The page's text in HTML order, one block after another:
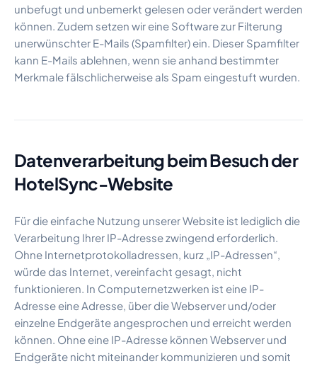
unbefugt und unbemerkt gelesen oder verändert werden
können. Zudem setzen wir eine Software zur Filterung
unerwünschter E-Mails (Spamfilter) ein. Dieser Spamfilter
kann E-Mails ablehnen, wenn sie anhand bestimmter
Merkmale fälschlicherweise als Spam eingestuft wurden.
Datenverarbeitung beim Besuch der
HotelSync-Website
Für die einfache Nutzung unserer Website ist lediglich die
Verarbeitung Ihrer IP-Adresse zwingend erforderlich.
Ohne Internetprotokolladressen, kurz „IP-Adressen“,
würde das Internet, vereinfacht gesagt, nicht
funktionieren. In Computernetzwerken ist eine IP-
Adresse eine Adresse, über die Webserver und/oder
einzelne Endgeräte angesprochen und erreicht werden
können. Ohne eine IP-Adresse können Webserver und
Endgeräte nicht miteinander kommunizieren und somit